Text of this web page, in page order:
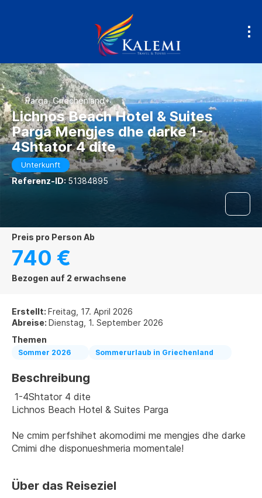
Parga, Griechenland
Lichnos Beach Hotel & Suites
Parga Mengjes dhe darke 1-
4Shtator 4 dite
Unterkunft
Referenz-ID: 51384895
Preis pro Person Ab
740 €
Bezogen auf 2 erwachsene
Erstellt: Freitag, 17. April 2026
Abreise: Dienstag, 1. September 2026
Themen
Sommer 2026 Sommerurlaub in Griechenland
Beschreibung
1-4Shtator 4 dite
Lichnos Beach Hotel & Suites Parga
Ne cmim perfshihet akomodimi me mengjes dhe darke
Cmimi dhe disponueshmeria momentale!
Über das Reiseziel